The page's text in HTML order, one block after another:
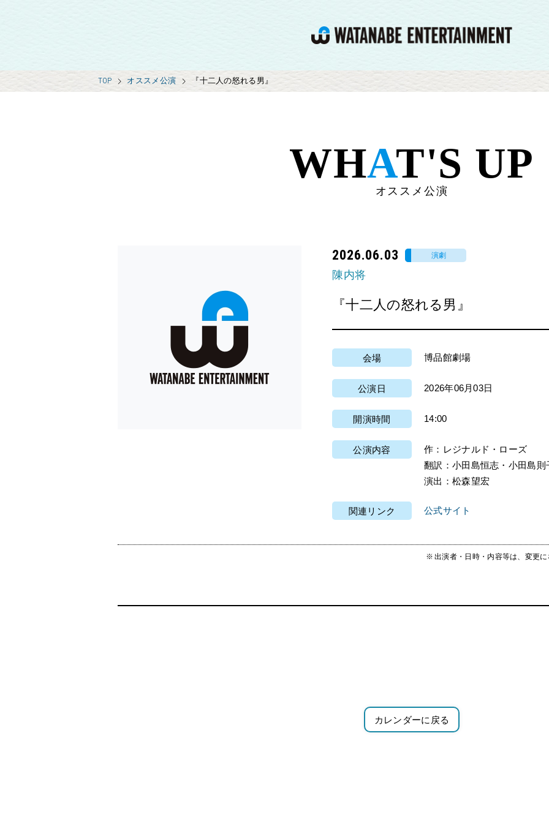
TOP オススメ公演 『十二人の怒れる男』
WHAT'S UP
オススメ公演
2026.06.03 演劇
陳内将
『十二人の怒れる男』
会場 博品館劇場
公演日 2026年06月03日
開演時間 14:00
公演内容
作：レジナルド・ローズ
翻訳：小田島恒志・小田島則
演出：松森望宏
関連リンク 公式サイト
出演者・日時・内容等は、変更
カレンダーに戻る